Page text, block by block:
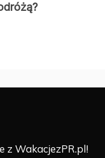
z WakacjezPR.pl!